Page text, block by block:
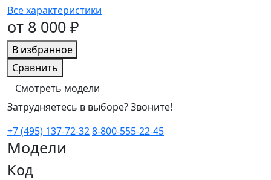
Все характеристики
от 8 000 ₽
В избранное
Сравнить
Смотреть модели
Затрудняетесь в выборе? Звоните!
+7 (495) 137-72-328-800-555-22-45
Модели
Код